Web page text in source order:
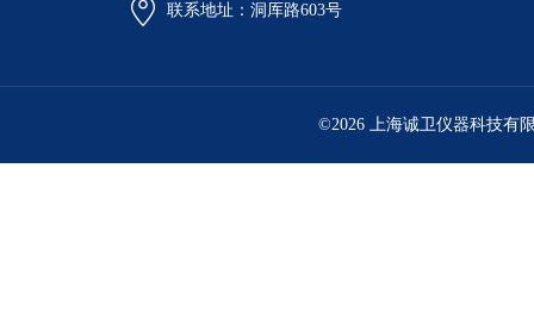
联系地址：洞厍路603号
©2026 上海诚卫仪器科技有